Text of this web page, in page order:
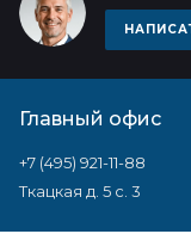
Главный офис
+7 (495) 921-11-88
Ткацкая д. 5 с. 3